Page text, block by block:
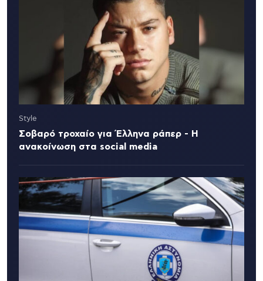
Style
Σοβαρό τροχαίο για Έλληνα ράπερ - Η
ανακοίνωση στα social media